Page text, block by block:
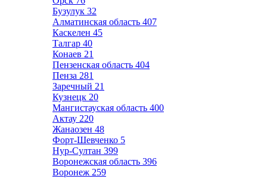
Бузулук 32
Алматинская область 407
Каскелен 45
Талгар 40
Конаев 21
Пензенская область 404
Пенза 281
Заречный 21
Кузнецк 20
Мангистауская область 400
Актау 220
Жанаозен 48
Форт-Шевченко 5
Нур-Султан 399
Воронежская область 396
Воронеж 259